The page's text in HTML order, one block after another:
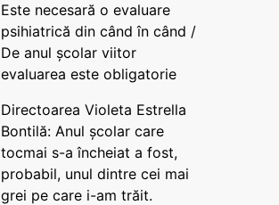
Este necesară o evaluare
psihiatrică din când în când /
De anul școlar viitor
evaluarea este obligatorie
Directoarea Violeta Estrella
Bontilă: Anul școlar care
tocmai s-a încheiat a fost,
probabil, unul dintre cei mai
grei pe care i-am trăit.